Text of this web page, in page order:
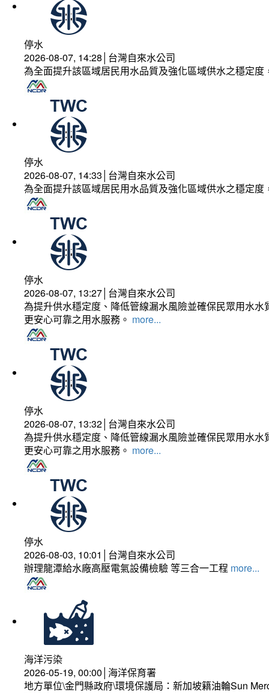
停水
2026-08-07, 14:28│台灣自來水公司
為全面提升該區域居民用水品質及強化區域供水之穩定
停水
2026-08-07, 14:33│台灣自來水公司
為全面提升該區域居民用水品質及強化區域供水之穩定
停水
2026-08-07, 13:27│台灣自來水公司
為提升供水穩定度、降低管線漏水風險並確保民眾用水
更安心可靠之用水服務。 more...
停水
2026-08-07, 13:32│台灣自來水公司
為提升供水穩定度、降低管線漏水風險並確保民眾用水
更安心可靠之用水服務。 more...
停水
2026-08-03, 10:01│台灣自來水公司
辦理龍潭給水廠高壓電氣設備檢驗 等三合一工程 more...
海洋污染
2026-05-19, 00:00│海洋保育署
地方單位\金門縣政府\環境保護局：新加坡籍油輪Sun